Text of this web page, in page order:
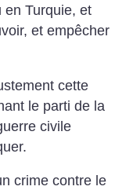
en Turquie, et
et empêcher
cette
le parti de la
civile
crime contre le